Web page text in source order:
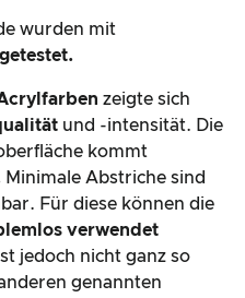
wurden mit
zeigte sich
und -intensität. Die
kommt
Minimale Abstriche sind
Für diese können die
verwendet
jedoch nicht ganz so
genannten